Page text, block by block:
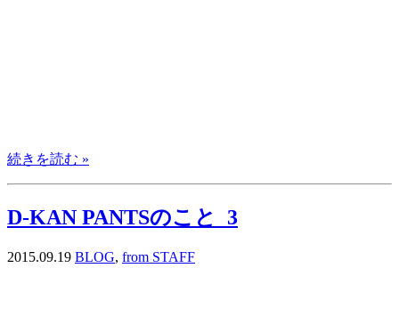
続きを読む »
D-KAN PANTSのこと_3
2015.09.19 BLOG, from STAFF